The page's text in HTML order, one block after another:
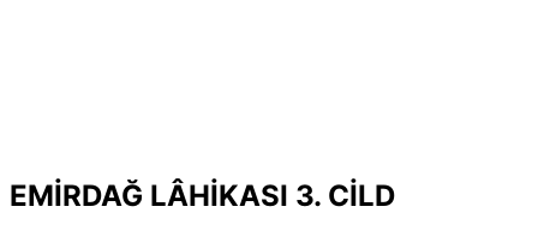
EMİRDAĞ LÂHİKASI 3. CİLD